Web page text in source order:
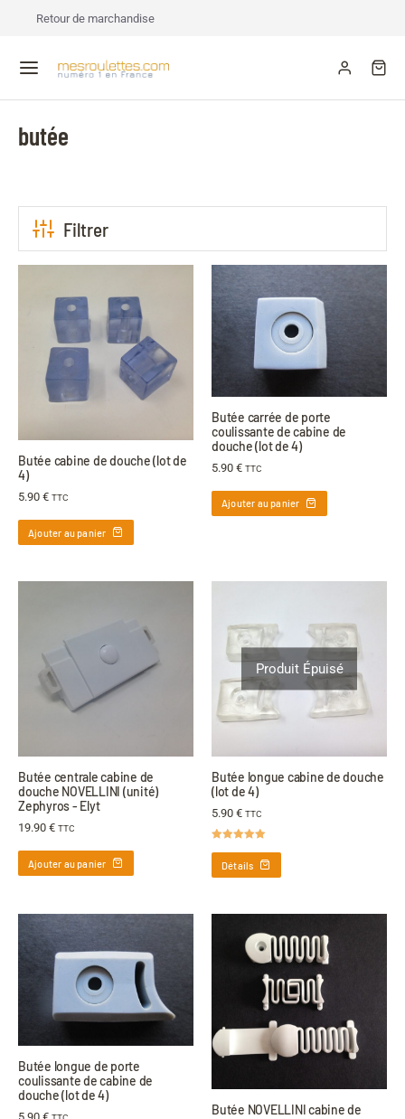
Retour de marchandise
butée
Filtrer
Butée cabine de douche (lot de
4)
5.90 € TTC
Ajouter au panier
Butée carrée de porte
coulissante de cabine de
douche (lot de 4)
5.90 € TTC
Ajouter au panier
Butée centrale cabine de
douche NOVELLINI (unité)
Zephyros - Elyt
19.90 € TTC
Ajouter au panier
Produit Épuisé
Butée longue cabine de douche
(lot de 4)
5.90 € TTC
Détails
Butée longue de porte
coulissante de cabine de
douche (lot de 4)
5.90 €
Butée NOVELLINI cabine de